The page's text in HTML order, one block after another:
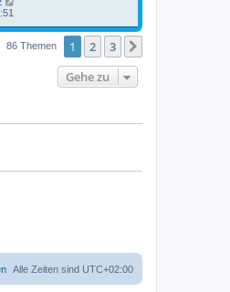
86 Themen 1 2 3
Gehe zu
Alle Zeiten sind UTC+02:00